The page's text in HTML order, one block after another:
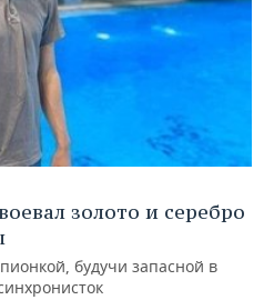
золото и серебро
будучи запасной в